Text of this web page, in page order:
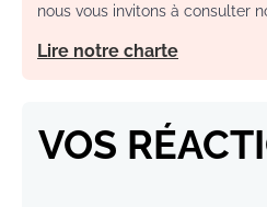
nous vous invitons à consulter
Lire notre charte
VOS